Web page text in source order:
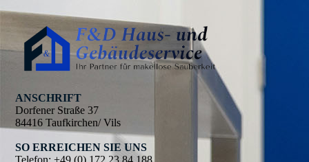
ANSCHRIFT
Dorfener Straße 37
84416 Taufkirchen/ Vils
SO ERREICHEN SIE UNS
Telefon: +49 (0) 172 23 84 188